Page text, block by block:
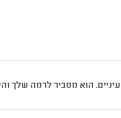
העיניים. הוא מסביר לרמה שלך